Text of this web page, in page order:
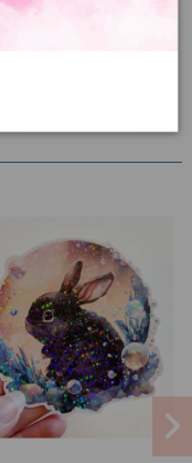
Ajouter au panier
ONT